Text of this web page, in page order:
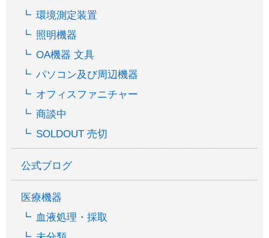
環境測定装置
照明機器
OA機器 文具
パソコン及び周辺機器
オフィスファニチャー
商談中
SOLDOUT 売切
公式ブログ
医療機器
血液処理・採取